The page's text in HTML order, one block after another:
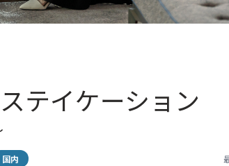
テイケーション
国内